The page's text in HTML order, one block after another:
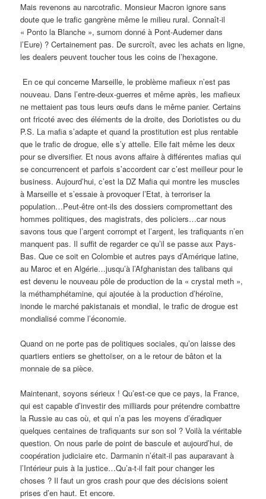
Mais revenons au narcotrafic. Monsieur Macron ignore sans
doute que le trafic gangrène même le milieu rural. Connaît-il
« Ponto la Blanche », surnom donné à Pont-Audemer dans
l’Eure) ? Certainement pas. De surcroît, avec les achats en ligne,
les dealers peuvent toucher tous les coins de l’hexagone.
En ce qui concerne Marseille, le problème mafieux n’est pas
nouveau. Dans l’entre-deux-guerres et même après, les mafieux
ne mettaient pas tous leurs œufs dans le même panier. Certains
ont fricoté avec des éléments de la droite, des Doriotistes ou du
P.S. La mafia s’adapte et quand la prostitution est plus rentable
que le trafic de drogue, elle s’y attelle. Elle fait même les deux
pour se diversifier. Et nous avons affaire à différentes mafias qui
se concurrencent et parfois s’accordent car c’est meilleur pour le
business. Aujourd’hui, c’est la DZ Mafia qui montre les muscles
à Marseille et s’essaie à provoquer l’Etat, à terroriser la
population…Peut-être ont-ils des dossiers compromettant des
hommes politiques, des magistrats, des policiers…car nous
savons tous que l’argent corrompt et l’argent, les trafiquants n’en
manquent pas. Il suffit de regarder ce qu’il se passe aux Pays-
Bas. Que ce soit en Colombie et autres pays d’Amérique latine,
au Maroc et en Algérie…jusqu’à l’Afghanistan des talibans qui
est devenu le nouveau pôle de production de la « crystal meth »,
la méthamphétamine, qui ajoutée à la production d’héroïne,
inonde le marché pakistanais et mondial, le trafic de drogue est
mondialisé comme l’économie.
Quand on ne porte pas de politiques sociales, qu’on laisse des
quartiers entiers se ghettoïser, on a le retour de bâton et la
monnaie de sa pièce.
Maintenant, soyons sérieux ! Qu’est-ce que ce pays, la France,
qui est capable d’investir des milliards pour prétendre combattre
la Russie au cas où, et qui n’a pas les moyens d’éradiquer
quelques centaines de trafiquants sur son sol ? Voilà la véritable
question. On nous parle de point de bascule et aujourd’hui, de
coopération judiciaire etc. Darmanin n’était-il pas auparavant à
l’Intérieur puis à la justice…Qu’a-t-il fait pour changer les
choses ? Il faut un gros crash pour que des décisions soient
prises d’en haut. Et encore.